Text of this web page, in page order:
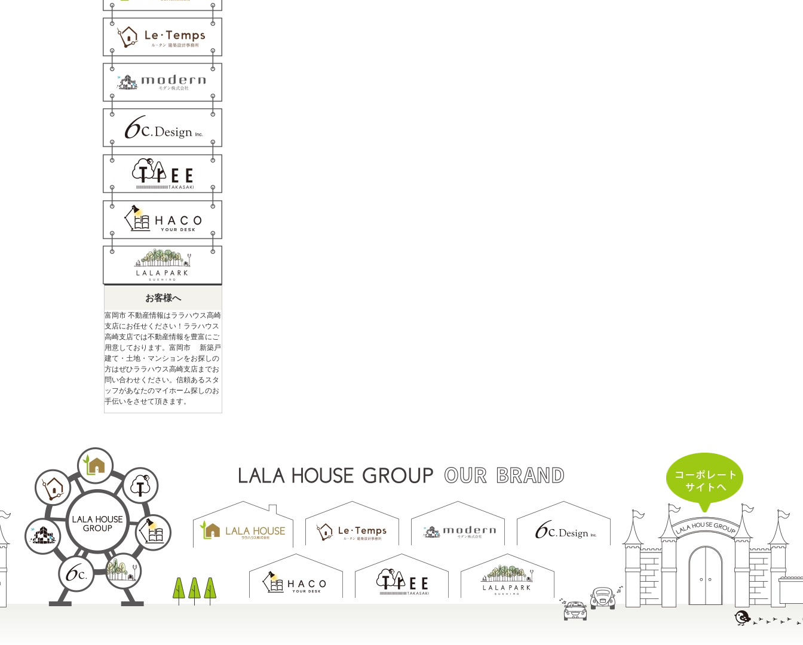
お客様へ
富岡市 不動産情報はララハウス高崎
支店にお任せください！ララハウス
高崎支店では不動産情報を豊富にご
用意しております。富岡市 新築戸
建て・土地・マンションをお探しの
方はぜひララハウス高崎支店までお
問い合わせください。信頼あるスタ
ッフがあなたのマイホーム探しのお
手伝いをさせて頂きます。